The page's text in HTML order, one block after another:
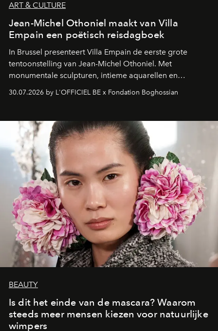
ART & CULTURE
Jean-Michel Othoniel maakt van Villa
Empain een poëtisch reisdagboek
In Brussel presenteert Villa Empain de eerste grote
tentoonstelling van Jean-Michel Othoniel. Met
monumentale sculpturen, intieme aquarellen en
fonkelend Murano-glas creëert de Franse kunstenaar
een emotionele reis waarin elk werk de herinnering
moment van verwondering.
30.07.2026 by L'OFFICIEL BE x Fondation Boghossian
BEAUTY
Is dit het einde van de mascara? Waarom
steeds meer mensen kiezen voor natuurlijke
wimpers